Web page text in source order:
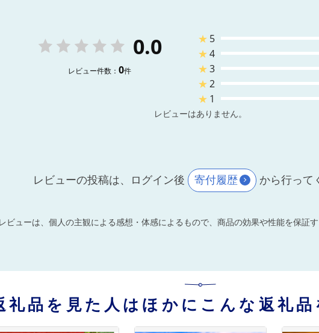
0.0
レビュー件数： 0件
★ 5
★4
★3
★2
★ 1
レビューはありません。
レビューの投稿は、ログイン後 寄付履歴 から行って
ビューは、個人の主観による感想・体感によるもので、商品の効果や性能を保証す
礼品を見た人はほかにこんな返礼品